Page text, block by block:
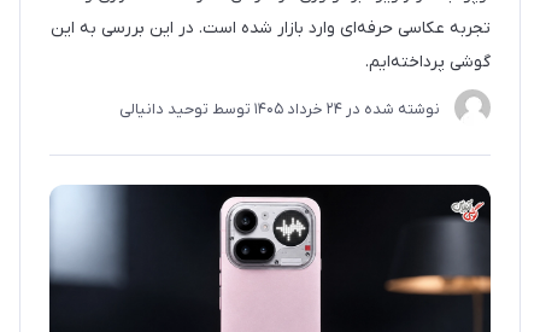
تجربه عکاسی حرفه‌ای وارد بازار شده است. در این بررسی به این
گوشی پرداخته‌ایم.
نوشته شده در 24 خرداد 1405 توسط توحید دانیالی